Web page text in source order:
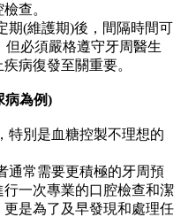
查。
(維護期)後，間隔時間可
但必須嚴格遵守牙周醫生
病復發至關重要。
為例)
別是血糖控製不理想的
常需要更積極的牙周預
一次專業的口腔檢查和潔
是為了及早發現和處理任